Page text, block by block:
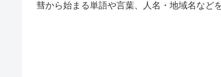
彗から始まる単語や言葉、人名・地域名など